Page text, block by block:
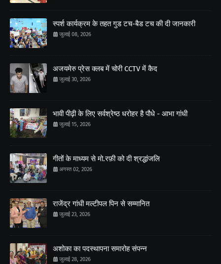
स्पर्श कार्यक्रम के तहत गुड टच-बैड टच की दी जानकारी
जुलाई 08, 2026
अजयमेरु प्रेस क्लब में चोरी CCTV में कैद
जुलाई 30, 2026
भावी पीढ़ी के लिए सर्वश्रेष्ठ धरोहर है पौधे - आभा गांधी
जुलाई 15, 2026
गीतों के माध्यम से मो.रफ़ी को दी श्रद्धांजलि
अगस्त 02, 2026
राजेंद्र गांधी मल्टीपल पिन से सम्मानित
जुलाई 23, 2026
अशोका का पदस्थापना समारोह संपन्न
जुलाई 28, 2026